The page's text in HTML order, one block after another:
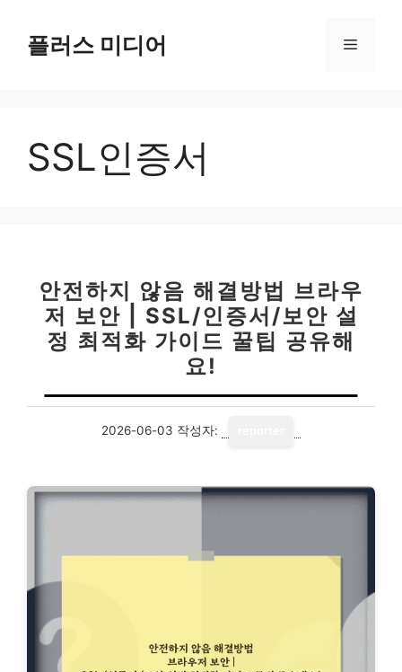
플러스 미디어 메
SSL인증서
안전하지 않음 해결방법 브라우
저 보안 | SSL/인증서/보안 설
정 최적화 가이드 꿀팁 공유해
요!
2026-06-03 작성자: